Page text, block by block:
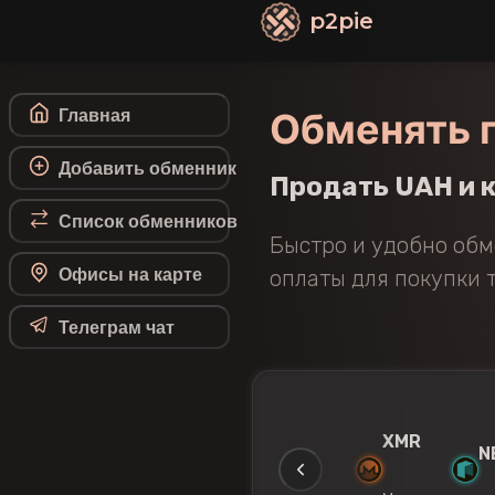
Главная
Добавить обменник
Список обменников
Офисы на карте
Телеграм чат
p2pie
Обменять
Продать UAH и
Быстро и удобно
оплаты для покупки
XMR